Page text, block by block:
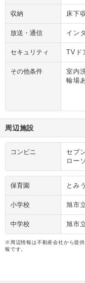
収納 床下
放送・通信 イン
セキュリティ TVド
その他条件
室内
輪場
周辺施設
コンビニ
セブ
ロー
保育園 とみ
小学校 旭市
中学校 旭市
※周辺情報は不動産会社から提
報です。